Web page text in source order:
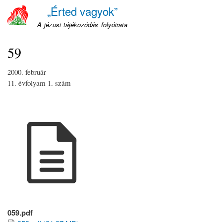
Ugrás
a
tartalomra
„Érted vagyok”
A jézusi tájékozódás folyóirata
59
2000. február
11. évfolyam 1. szám
059.pdf